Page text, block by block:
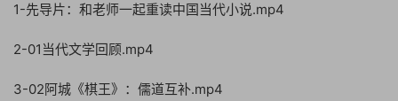
1-先导片：和老师一起重读中国当代小说.mp4
2-01当代文学回顾.mp4
3-02阿城《棋王》：儒道互补.mp4